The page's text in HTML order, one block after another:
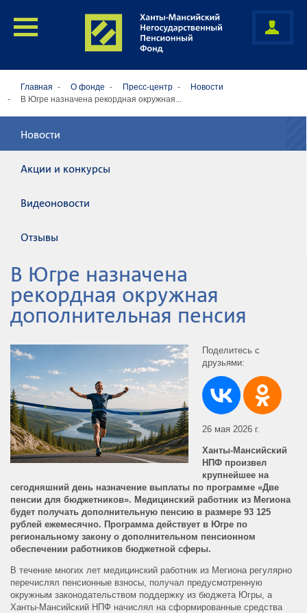
Главная О фонде Пресс-центр
Новости
В Югре назначена рекордная окружная...
Новости
Акции и конкурсы
Видеоновости
Отзывы
В Югре назначена
рекордная окружная
дополнительная пенсия
Поделитесь с
друзьями:
26 мая 2026 г.
Ханты-Мансийский
НПФ произвел
крупнейшее на
сегодняшний день назначение выплаты по программе «Две
пенсии для бюджетников». Медицинский работник из Мегиона
будет получать дополнительную пенсию в размере 93 125
рублей ежемесячно. Программа действует в Югре по
региональному закону о дополнительном пенсионном
обеспечении работников бюджетной сферы.
В течение многих лет медицинский работник из Мегиона регулярно
перечислял пенсионные взносы, получал предусмотренную
окружным законодательством поддержку из бюджета Югры, а
Ханты-Мансийский НПФ начислял на сформированные средства